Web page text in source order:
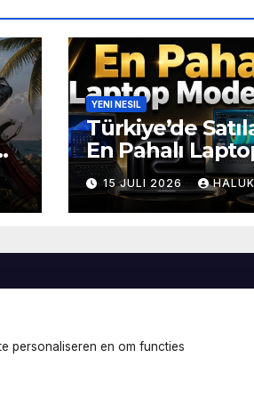
YENI NESIL
Türkiye’de
En Pahalı
Modelleri
15 JULI 2026 HALUK
personaliseren en om functies